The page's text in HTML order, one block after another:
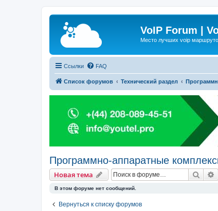
VoIP Forum |
Место лучших voip
Ссылки FAQ
Список форумов Технический раздел
Программно-аппаратные
Новая тема Поиск
В этом форуме нет сообщений.
Вернуться к списку форумов